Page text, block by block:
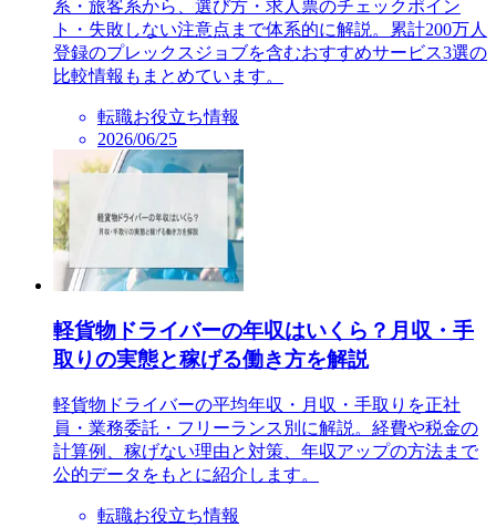
系・旅客系から、選び方・求人票のチェックポイン
ト・失敗しない注意点まで体系的に解説。累計200万人
登録のプレックスジョブを含むおすすめサービス3選の
比較情報もまとめています。
転職お役立ち情報
2026/06/25
軽貨物ドライバーの年収はいくら？月収・手
取りの実態と稼げる働き方を解説
軽貨物ドライバーの平均年収・月収・手取りを正社
員・業務委託・フリーランス別に解説。経費や税金の
計算例、稼げない理由と対策、年収アップの方法まで
公的データをもとに紹介します。
転職お役立ち情報